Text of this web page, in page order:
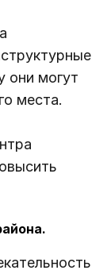
они могут
места.